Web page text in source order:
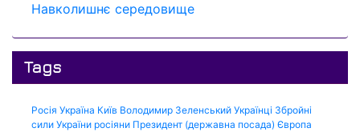
Навколишнє середовище
Tags
Росія Україна Київ Володимир Зеленський Українці Збройні
сили України росіяни Президент (державна посада) Європа